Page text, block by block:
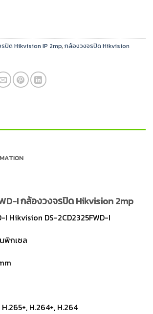
ปิด Hikvision IP 2mp, กล้องวงจรปิด Hikvision
I กล้องวงจรปิด Hikvision 2mp
I Hikvision DS-2CD2325FWD-I
พิกเซล
H.264+, H.264